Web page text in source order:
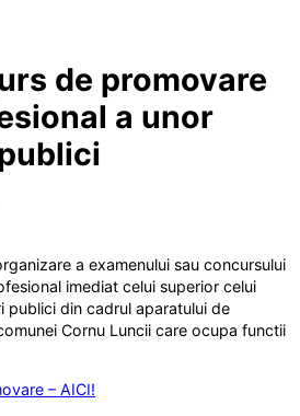
de promovare
a unor
a examenului sau concursului
imediat celui superior celui
publici din cadrul aparatului de
Cornu Luncii care ocupa functii
– AICI!